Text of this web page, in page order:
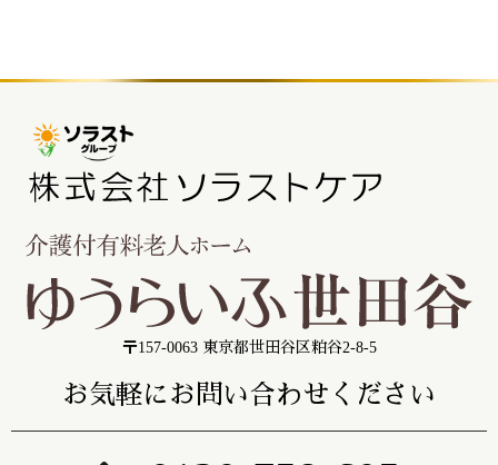
〒157-0063 東京都世田谷区粕谷2-8-5
お気軽にお問い合わせください